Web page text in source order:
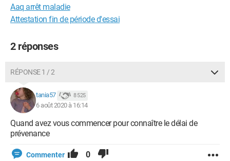
Aaq arrêt maladie
Attestation fin de période d'essai
2 réponses
RÉPONSE 1 / 2
tania57 8 525
6 août 2020 à 16:14
Quand avez vous commencer pour connaître le délai de
prévenance
Commenter 0